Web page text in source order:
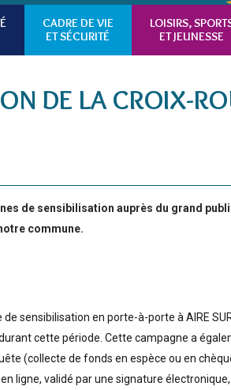
CADRE DE VIE
ET SÉCURITÉ
LOISIRS,
ET JEUNESSE
DE LA CROIX-
de sensibilisation auprès du grand
commune.
sensibilisation en porte-à-porte à AIRE SUR
cette période. Cette campagne a
(collecte de fonds en espèce ou en
ligne, validé par une signature